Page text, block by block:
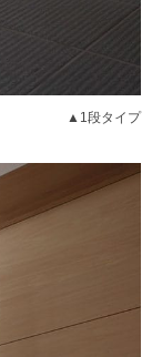
▲1段タイプ